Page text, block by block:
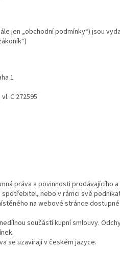
jen „obchodní podmínky“) jsou
1
C 272595
práva a povinnosti prodávajícího
nebo v rámci své
na webové stránce
součástí kupní smlouvy.
se uzavírají v českém jazyce.